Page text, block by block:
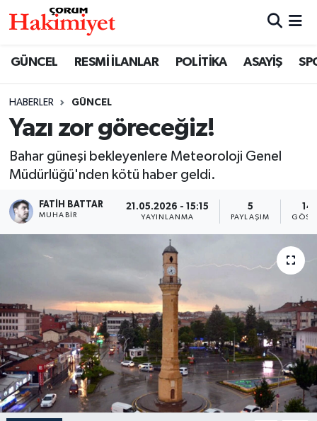
GÜNCEL RESMİ İLANLAR POLİTİKA ASAYİŞ
HABERLER GÜNCEL
Yazı zor göreceğiz!
Bahar güneşi bekleyenlere Meteoroloji Genel
Müdürlüğü'nden kötü haber geldi.
FATIH BATTAR
MUHABIR
21.05.2026 - 15:15
YAYINLANMA
5
PAYLAŞIM
SAĞLIK
ASAYİŞ
EKONOMİ
GÜNCEL
EĞİTİM
İLÇELER
OTOPARK
TEKNOLOJİ
Nöbetçi Eczaneler
Çorum Namaz Vakitleri
Trafik Durumu
Süper Lig Puan Durumu ve Fikstür
Tüm Manşetler
Haber Arşivi